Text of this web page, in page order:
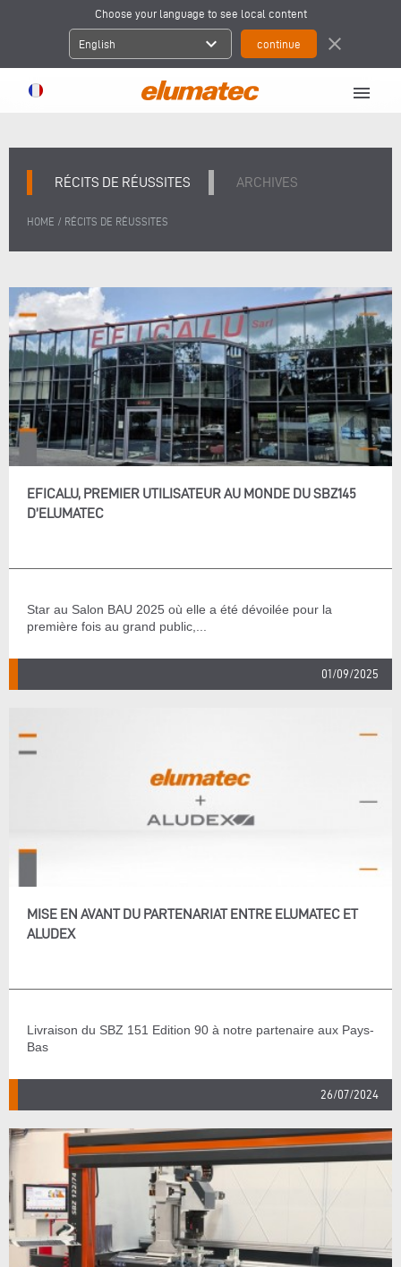
Choose your language to see local content
English expand_more close
menu
RÉCITS DE RÉUSSITES ARCHIVES
HOME / RÉCITS DE RÉUSSITES
EFICALU, PREMIER UTILISATEUR AU MONDE DU SBZ145
D’ELUMATEC
Star au Salon BAU 2025 où elle a été dévoilée pour la
première fois au grand public,...
01/09/2025
MISE EN AVANT DU PARTENARIAT ENTRE ELUMATEC ET
ALUDEX
Livraison du SBZ 151 Edition 90 à notre partenaire aux Pays-
Bas
26/07/2024